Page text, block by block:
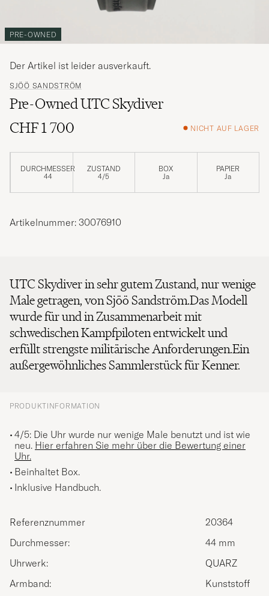
PRE-OWNED
SJÖÖ SANDSTRÖM
Pre-Owned UTC Skydiver
CHF 1 700
NICHT AUF LAGER
DURCHMESSER
44
ZUSTAND
4/5
BOX
Ja
PAPIER
Ja
Der Artikel ist leider ausverkauft.
Artikelnummer: 30076910
UTC Skydiver in sehr gutem Zustand, nur wenige
Male getragen, von Sjöö Sandström.Das Modell
wurde für und in Zusammenarbeit mit
schwedischen Kampfpiloten entwickelt und
erfüllt strengste militärische Anforderungen.Ein
außergewöhnliches Sammlerstück für Kenner.
PRODUKTINFORMATION
4/5: Die Uhr wurde nur wenige Male benutzt und ist wie
neu. Hier erfahren Sie mehr über die Bewertung einer
Uhr.
Beinhaltet Box.
Inklusive Handbuch.
Referenznummer
20364
Durchmesser:
44 mm
Uhrwerk:
QUARZ
Armband:
Kunststoff